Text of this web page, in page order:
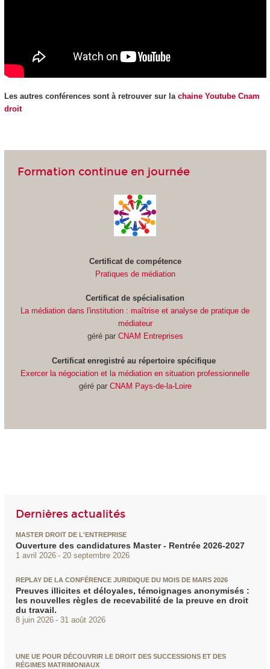
Les autres conférences sont à retrouver sur la chaine Youtube Cnam
droit
Formation continue en journée
Certificat de compétence
Pratiques de médiation
Certificat de spécialisation
La médiation dans l'institution : maîtrise et analyse de pratique de
médiateur
géré par CNAM Entreprises
Certificat enregistré au répertoire spécifique
Exercer la négociation et la médiation en situation professionnelle
géré par CNAM Pays-de-la-Loire
Dernières actualités
MASTER DROIT DE L'ENTREPRISE
Ouverture des candidatures Master - Rentrée 2026-2027
1 avril 2026 20 septembre 2026
REPLAY DE LA CONFÉRENCE JURIDIQUE DU MOIS DE MARS 2026
Preuves illicites et déloyales, témoignages anonymisés :
les nouvelles règles de recevabilité de la preuve en droit
du travail.
8 juin 2026 31 août 2026
UNE UE POUR DÉCOUVRIR LE DROIT DES SUCCESSIONS ET DES
RÉGIMES MATRIMONIAUX